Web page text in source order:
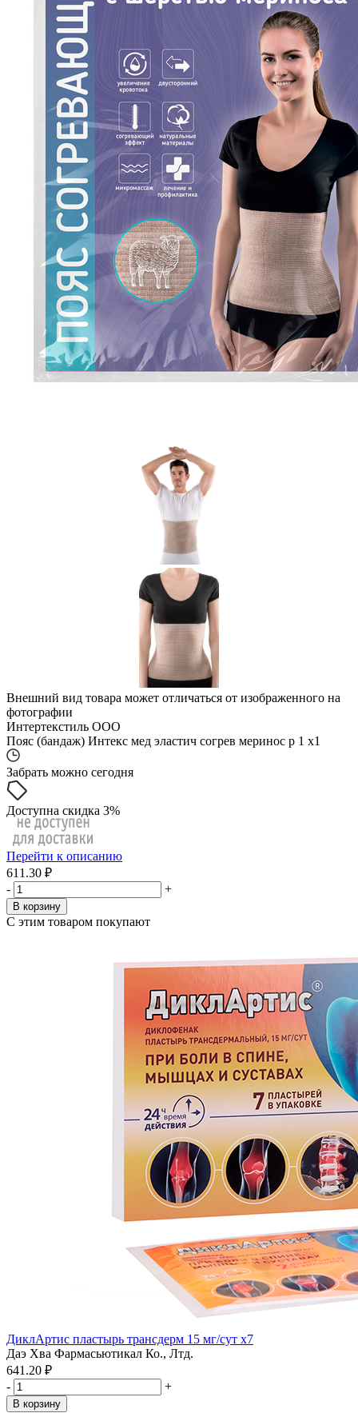
Внешний вид товара может отличаться от изображенного на
фотографии
Интертекстиль ООО
Пояс (бандаж) Интекс мед эластич согрев меринос р 1 x1
Забрать можно сегодня
Доступна скидка 3%
Перейти к описанию
611.30 ₽
-
+
В корзину
С этим товаром покупают
ДиклАртис пластырь трансдерм 15 мг/сут x7
Даэ Хва Фармасьютикал Ко., Лтд.
641.20 ₽
-
+
В корзину